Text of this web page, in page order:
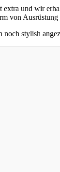
und wir
von Ausrüstung
stylish